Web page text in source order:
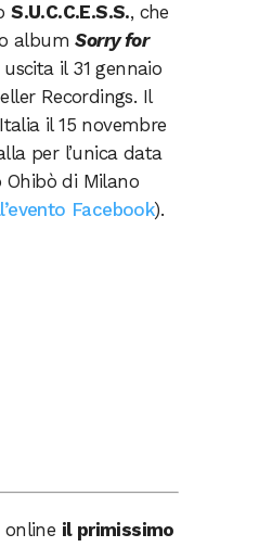
S.U.C.C.E.S.S., che
albumSorry for
il 31 gennaio
Recordings. Il
il 15 novembre
per l’unica data
Ohibò di Milano
Facebook).
online il primissimo